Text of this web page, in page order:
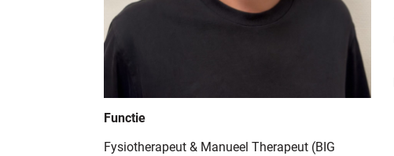
Functie
Fysiotherapeut & Manueel Therapeut (BIG